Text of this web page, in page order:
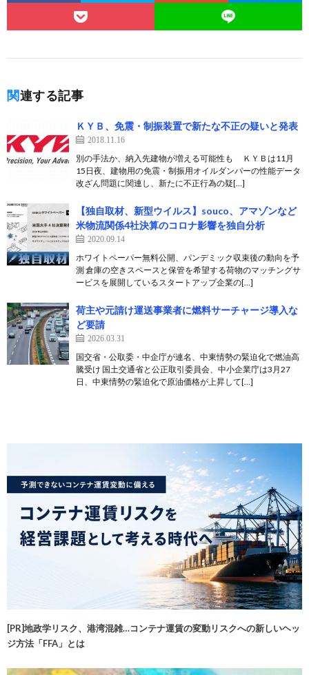
関連する記事
ＫＹＢ、免震・制振装置で新たな不正の疑いと発表
2018.11.16
別の手法か、納入先建物が増える可能性も ＫＹＢは11月
15日夜、建物用の免震・制振用オイルダンパーの性能データ
改ざん問題に関連し、新たに不正行為の疑[…]
【独自取材、新型ウイルス】souco、アマゾンなど
米物流関係4社決算のコロナ影響を独自分析
2020.09.14
ホワイトペーパー無料公開、パンデミック収束後の動向を予
測 倉庫の空きスペースと保管を希望する荷物のマッチングサ
ービスを展開しているスタートアップ企業の[…]
荷主や元請け運送事業者に燃料サーチャージ導入な
ど要請
2026.03.31
国交省・公取委・中企庁が連名、中東情勢の緊迫化で燃油高
騰受け 国土交通省と公正取引委員会、中小企業庁は3月27
日、中東情勢の緊迫化で原油価格が上昇して[…]
[PR]地政学リスク、港湾混雑…コンテナ運賃の変動リスクへの新しいヘッ
ジ方法「FFA」とは